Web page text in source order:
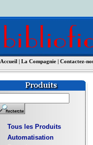
Accueil | La Compagnie | Contactez-
Tous les Produits
Automatisation